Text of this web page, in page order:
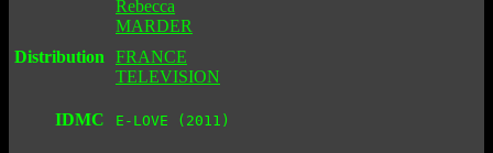
Rebecca
MARDER
Distribution
FRANCE
TELEVISION
IDMC E-LOVE (2011)